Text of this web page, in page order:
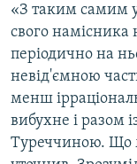
«З таким самим
свого намісника
періодично на
невід'ємною
менш
вибухне і разом
Туреччиною. Що